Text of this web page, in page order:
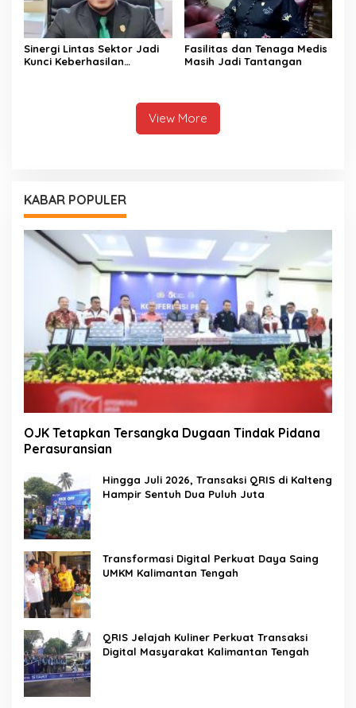
Sinergi Lintas Sektor Jadi
Kunci Keberhasilan
Fasilitas dan Tenaga Medis
Masih Jadi Tantangan
View More
KABAR POPULER
OJK Tetapkan Tersangka Dugaan Tindak Pidana
Perasuransian
Hingga Juli 2026, Transaksi QRIS di Kalteng
Hampir Sentuh Dua Puluh Juta
Transformasi Digital Perkuat Daya Saing
UMKM Kalimantan Tengah
QRIS Jelajah Kuliner Perkuat Transaksi
Digital Masyarakat Kalimantan Tengah